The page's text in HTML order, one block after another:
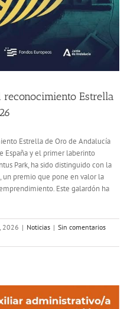
Estrella
Estrella de Oro de Andalucía
España y el primer laberinto
Park, ha sido distinguido con la
un premio que pone en valor la
Este galardón ha
2026 | Noticias | Sin comentarios